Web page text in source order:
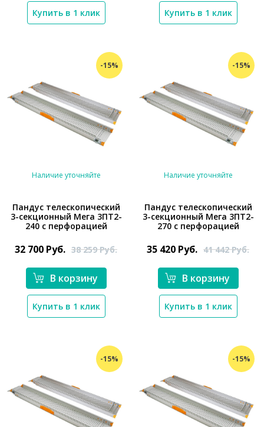
Купить в 1 клик
Купить в 1 клик
-15%
*}
Наличие уточняйте
Пандус телескопический
3-секционный Мега 3ПТ2-
240 с перфорацией
32 700 Руб. 38 259Руб.
В корзину
Купить в 1 клик
-15%
*}
Наличие уточняйте
Пандус телескопический
3-секционный Мега 3ПТ2-
270 с перфорацией
35 420 Руб. 41 442Руб.
В корзину
Купить в 1 клик
-15% -15%